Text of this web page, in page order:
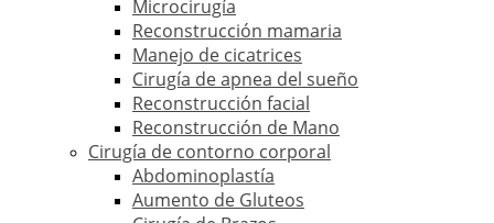
Microcirugía
Reconstrucción mamaria
Manejo de cicatrices
Cirugía de apnea del sueño
Reconstrucción facial
Reconstrucción de Mano
Cirugía de contorno corporal
Abdominoplastía
Aumento de Gluteos